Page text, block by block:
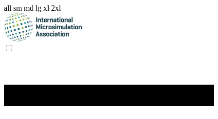
all sm md lg xl 2xl